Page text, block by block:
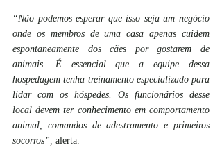
“Não podemos esperar que isso seja um negócio
onde os membros de uma casa apenas cuidem
espontaneamente dos cães por gostarem de
animais. É essencial que a equipe dessa
hospedagem tenha treinamento especializado para
lidar com os hóspedes. Os funcionários desse
local devem ter conhecimento em comportamento
animal, comandos de adestramento e primeiros
socorros”, alerta.